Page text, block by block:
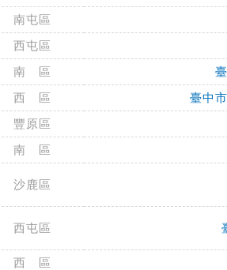
南屯區
西屯區
南 區
西 區
臺中
豐原區
南 區
沙鹿區
西屯區
西 區